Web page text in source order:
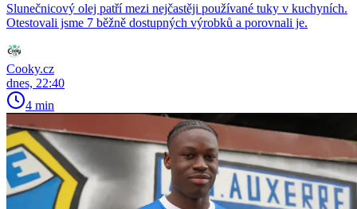
Slunečnicový olej patří mezi nejčastěji používané tuky v kuchyních.
Otestovali jsme 7 běžně dostupných výrobků a porovnali je.
Cooky.cz
dnes, 22:40
4 min